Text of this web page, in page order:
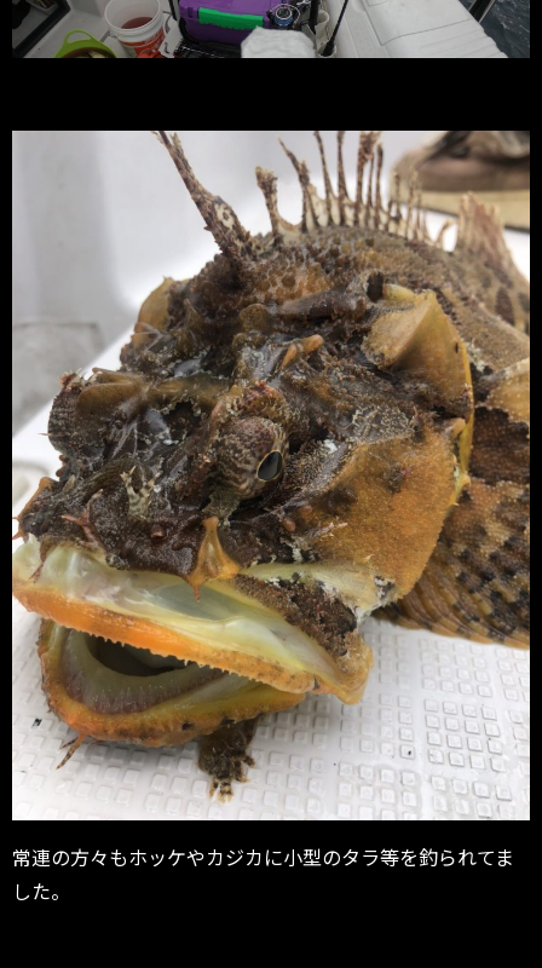
常連の方々もホッケやカジカに小型のタラ等を釣られてま
した。